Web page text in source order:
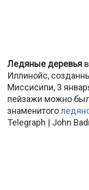
Ледяные деревья
Иллинойс,
Миссисипи, 3
пейзажи можно
знаменитого
Telegraph | John